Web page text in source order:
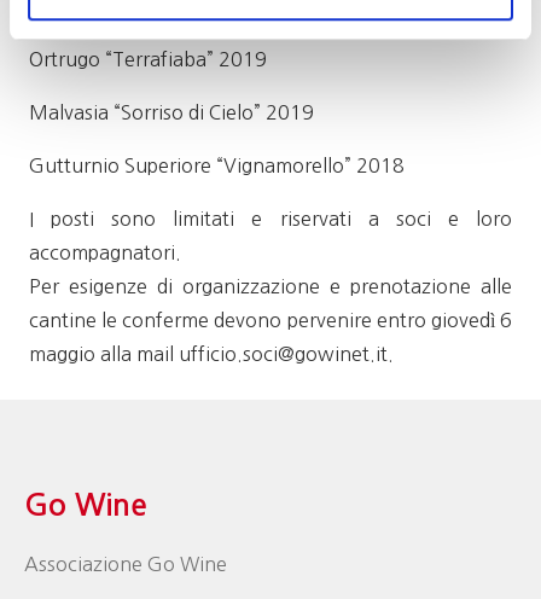
Ortrugo “Terrafiaba” 2019
Malvasia “Sorriso di Cielo” 2019
Gutturnio Superiore “Vignamorello” 2018
I posti sono limitati e riservati a soci e loro
accompagnatori.
Per esigenze di organizzazione e prenotazione alle
cantine le conferme devono pervenire entro giovedì 6
maggio alla mail ufficio.soci@gowinet.it.
Go Wine
Associazione Go Wine